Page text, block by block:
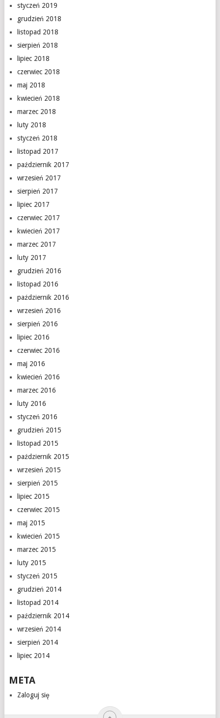
styczeń 2019
grudzień 2018
listopad 2018
sierpień 2018
lipiec 2018
czerwiec 2018
maj 2018
kwiecień 2018
marzec 2018
luty 2018
styczeń 2018
listopad 2017
październik 2017
wrzesień 2017
sierpień 2017
lipiec 2017
czerwiec 2017
kwiecień 2017
marzec 2017
luty 2017
grudzień 2016
listopad 2016
październik 2016
wrzesień 2016
sierpień 2016
lipiec 2016
czerwiec 2016
maj 2016
kwiecień 2016
marzec 2016
luty 2016
styczeń 2016
grudzień 2015
listopad 2015
październik 2015
wrzesień 2015
sierpień 2015
lipiec 2015
czerwiec 2015
maj 2015
kwiecień 2015
marzec 2015
luty 2015
styczeń 2015
grudzień 2014
listopad 2014
październik 2014
wrzesień 2014
sierpień 2014
lipiec 2014
META
Zaloguj się